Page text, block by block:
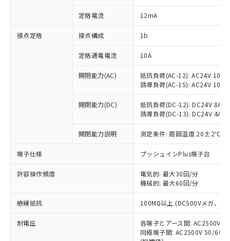
定格電流 12mA
接点定格 接点構成 1b
定格通電電流 10A
開閉能力(AC)
抵抗負荷(AC-12): AC24V 10A/
誘導負荷(AC-15): AC24V
開閉能力(DC)
抵抗負荷(DC-12): DC24V 8A/
誘導負荷(DC-13): DC24V 4A/
開閉能力説明 測定条件: 周囲温度 20±2℃、
端子仕様 プッシュインPlus端子台
許容操作頻度
電気的: 最大30回/分
機械的: 最大60回/分
絶縁抵抗 100MΩ以上 (DC500Vメガ、点
耐電圧
各端子とアース間: AC2500V
同極端子間: AC2500V 50/
ご利用条件
以下の条件をお読みいただき、同意のうえ
本サービスは、当社制御機器事業取扱
商品の当社在庫状況および標準価格
(税抜)を提供させていただくもので
当社制御機器事業取扱商品の中には、
ことをご了承ください。
在庫状況および標準価格照会結果は、
記載している更新日時点での社内デー
タに基づき作成されるものであり、閲
覧された時点での実際の在庫および標
準価格とは異なる場合があることをご
対応済み：EU RoHS指令（10物質）の
非含有に対応した製品が提供可能な商品で
す。
対応予定：EU RoHS指令（10物質）の非含
有に対応した製品に切り替える予定のある
対応予定なし：EU RoHS指令（10物質）の
非含有に非対応の商品で、対応品を出す予
調査・確認中：EU RoHS指令（10物質）の
非含有の対応状況を調査中または確認中の
非該当品：ライセンス料など無形物で、有
害物質有無と関係のない商品です。
仕入先様の事情により、非含有部品として
いたものが、含有品と判明した場合などや
むを得ず変更することがあります。
*EU RoHS指令（10物質）：
鉛(Pb) 1000ppm以下、 水銀(Hg) 1000ppm以下、 カド
六価クロム(Cr(Ⅵ)) 1000ppm以下、ポリ臭化ビフェニル
類(PBB) 1000ppm以下、ポリ臭化ジフェニルエーテル類
「○」：最大均質材料含有率が中国RoHSの
基準値以下であることを示します。
「×」：最大均質材料含有率が中国RoHSの
基準値を超えていることを示します。
「－」：未確認です。当社販売部門へお問
*中国RoHS10物質の基準値 (GB/T26572)：
Pb(鉛) :1000ppm、 Hg(水銀) : 1000ppm、 Cd(カドミウ
Cr(Ⅵ)(六価クロム) : 1000ppm、 PBBs(ポリ臭化ビフェ
当社は、これら貴社製品のうち、外国
為替および外国貿易法に定める商品
または国外への提供する場合は、日本
国政府の輸出許可(または役務取引許
可)を取得するなどの必要な手続きを